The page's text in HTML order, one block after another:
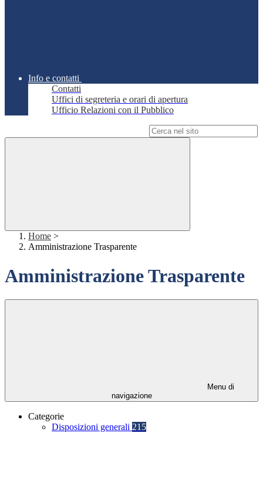
Info e contatti
Contatti
Uffici di segreteria e orari di apertura
Ufficio Relazioni con il Pubblico
Home >
Amministrazione Trasparente
Amministrazione Trasparente
Menu di
navigazione
Categorie
Disposizioni generali 215